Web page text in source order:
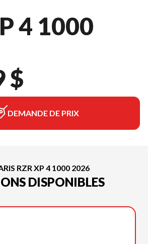
4 1000
$
DEMANDE DE PRIX
RZR XP 4 1000 2026
DISPONIBLES